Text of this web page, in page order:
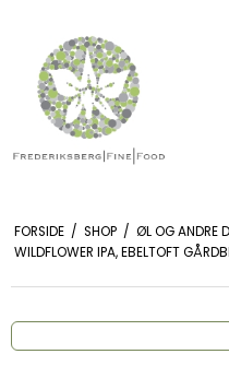
FORSIDE / SHOP / ØL OG ANDRE
WILDFLOWER IPA, EBELTOFT